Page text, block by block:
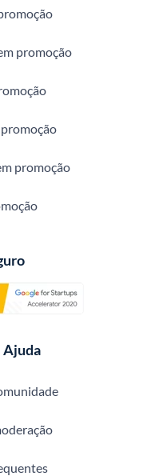
promoção
promoção
Ajuda